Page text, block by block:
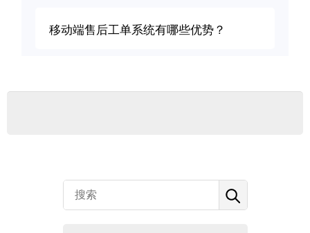
移动端售后工单系统有哪些优势？